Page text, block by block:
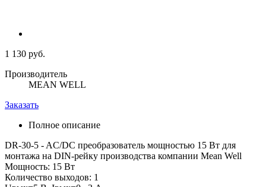
1 130 руб.
Производитель
MEAN WELL
Заказать
Полное описание
DR-30-5 - AC/DC преобразователь мощностью 15 Вт для
монтажа на DIN-рейку производства компании Mean Well
Мощность: 15 Вт
Количество выходов: 1